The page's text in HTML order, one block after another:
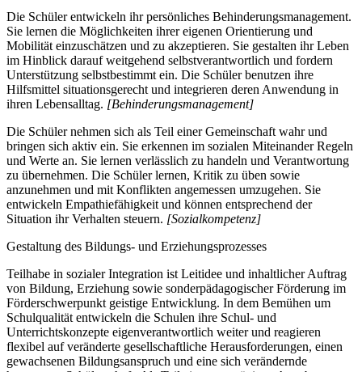
Die Schüler entwickeln ihr persönliches Behinderungsmanagement.
Sie lernen die Möglichkeiten ihrer eigenen Orientierung und
Mobilität einzuschätzen und zu akzeptieren. Sie gestalten ihr Leben
im Hinblick darauf weitgehend selbstverantwortlich und fordern
Unterstützung selbstbestimmt ein. Die Schüler benutzen ihre
Hilfsmittel situationsgerecht und integrieren deren Anwendung in
ihren Lebensalltag. [Behinderungsmanagement]
Die Schüler nehmen sich als Teil einer Gemeinschaft wahr und
bringen sich aktiv ein. Sie erkennen im sozialen Miteinander Regeln
und Werte an. Sie lernen verlässlich zu handeln und Verantwortung
zu übernehmen. Die Schüler lernen, Kritik zu üben sowie
anzunehmen und mit Konflikten angemessen umzugehen. Sie
entwickeln Empathiefähigkeit und können entsprechend der
Situation ihr Verhalten steuern. [Sozialkompetenz]
Gestaltung des Bildungs- und Erziehungsprozesses
Teilhabe in sozialer Integration ist Leitidee und inhaltlicher Auftrag
von Bildung, Erziehung sowie sonderpädagogischer Förderung im
Förderschwerpunkt geistige Entwicklung. In dem Bemühen um
Schulqualität entwickeln die Schulen ihre Schul- und
Unterrichtskonzepte eigenverantwortlich weiter und reagieren
flexibel auf veränderte gesellschaftliche Herausforderungen, einen
gewachsenen Bildungsanspruch und eine sich verändernde